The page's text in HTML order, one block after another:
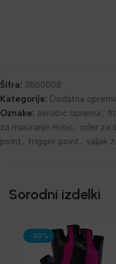
Šifra: 3860008
Kategorije: Dodatna
Oznake: aerobic oprema ,
za masiranje mišic , roler za
point , trigger point , valjak
Sorodni izdelki
-30%